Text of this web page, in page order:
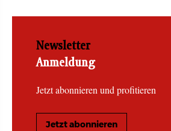
Newsletter
Anmeldung
Jetzt abonnieren und profitieren
Jetzt abonnieren